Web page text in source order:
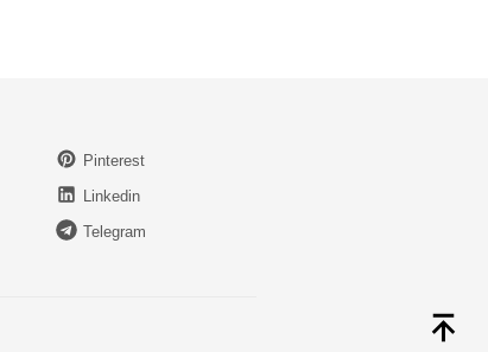
Pinterest
Linkedin
Telegram